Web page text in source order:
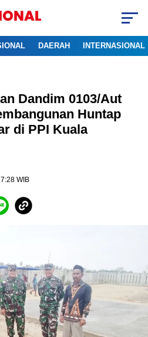
DAERAH INTERNASIONAL
Dandim 0103/Aut
Huntap
di PPI Kuala
WIB